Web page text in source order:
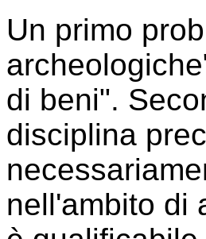
Un primo
di beni".
disciplina
nell'ambito di